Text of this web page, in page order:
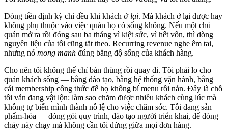
Dòng tiền định kỳ chỉ đều khi khách ở lại. Mà khách ở lại được hay
không phụ thuộc vào việc quán họ có sống không. Nếu một chủ
quán mở ra rồi đóng sau ba tháng vì kiệt sức, vì hết vốn, thì dòng
nguyên liệu của tôi cũng tắt theo. Recurring revenue nghe êm tai,
nhưng nó mong manh đúng bằng độ sống của khách hàng.
Cho nên tôi không thể chỉ bán thùng rồi quay đi. Tôi phải lo cho
quán khách sống — bằng đào tạo, bằng hệ thống vận hành, bằng
cái membership công thức để họ không bí menu rồi nản. Đây là chỗ
tôi vẫn đang vật lộn: làm sao chăm được nhiều khách cùng lúc mà
không tự biến mình thành nô lệ cho việc chăm sóc. Tôi đang sản
phẩm-hóa — đóng gói quy trình, đào tạo người triển khai, để dòng
chảy này chạy mà không cần tôi đứng giữa mọi đơn hàng.